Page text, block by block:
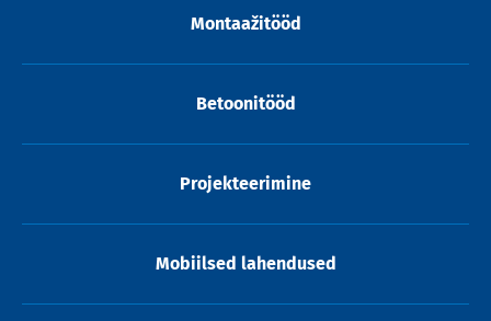
Montaažitööd
Betoonitööd
Projekteerimine
Mobiilsed lahendused